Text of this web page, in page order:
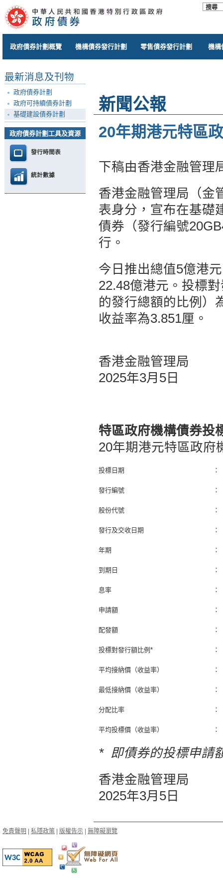
政府債券計劃概覽 機構債券發行計劃 零售債券發行計劃 機構
最新消息及刊物
政府債券計劃
政府可持續債券計劃
基礎建設債券計劃
政府債券計劃工具及資源
發行時間表
統計數據
新聞公報
20年期港元特區
下稿由香港金融管理
香港金融管理局（金
表身分，宣布在基礎
債券（發行編號
行。
今日推出總值5億港
22.48億港元。投標
的發行總額的比例）
收益率為3.851厘。
香港金融管理局
2025年3月5日
特區政府機構債券投
20年期港元特區政府
投標日期 ：
發行編號 ：
股份代號 ：
發行及交收日期 ：
年期 ：
到期日 ：
息率 ：
申請額 ：
配發額 ：
投標對發行額比例* ：
平均接納價（收益率） ：
最低接納價（收益率） ：
分配比率 ：
平均投標價（收益率） ：
* 即債券的投標申請
香港金融管理局
2025年3月5日
免責聲明 私隱政策 版權告示 無障礙瀏覽